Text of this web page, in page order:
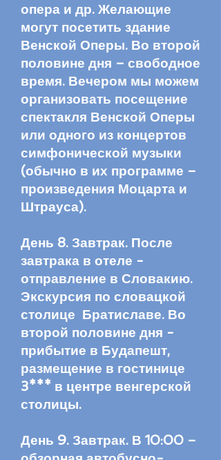
опера и др. Желающие
могут посетить здание
Венской Оперы. Во второй
половине дня – свободное
время. Вечером мы можем
организовать посещение
спектакля Венской Оперы
или одного из концертов
симфонической музыки
(обычно в их программе –
произведения Моцарта и
Штрауса).
День 8. Завтрак. После
завтрака в отеле -
отправление в Словакию.
Экскурсия по словацкой
столице Братиславе. Во
второй половине дня -
прибытие в Будапешт,
размещение в гостинице
3*** в центре венгерской
столицы.
День 9. Завтрак. В 10:00 –